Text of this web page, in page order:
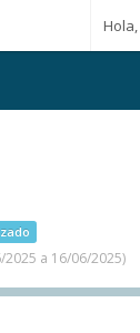
Hola,
2025 a 16/06/2025)